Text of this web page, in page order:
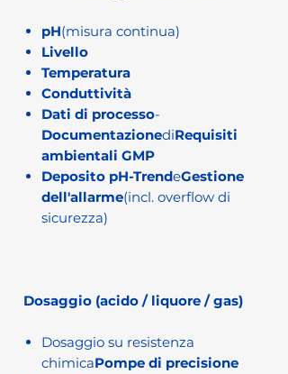
pH(misura continua)
Livello
Temperatura
Conduttività
Dati di processo-
DocumentazionediRequisiti
ambientali GMP
Deposito pH-TrendeGestione
dell'allarme(incl. overflow di
sicurezza)
Dosaggio (acido / liquore / gas)
Dosaggio su resistenza
chimicaPompe di precisione